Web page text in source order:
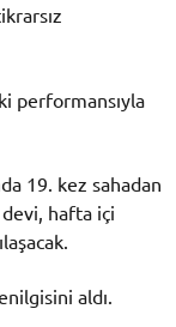
performansıyla
19. kez sahadan
hafta içi
aldı.